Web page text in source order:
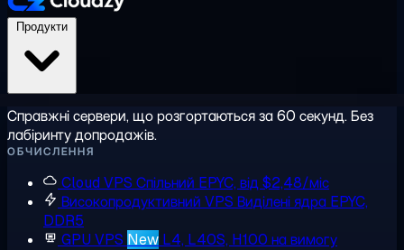
Справжні сервери, що розгортаються за 60 секунд. Без
лабіринту допродажів.
ОБЧИСЛЕННЯ
Cloud VPS Спільний EPYC, від $2,48/міс
Високопродуктивний VPS Виділені ядра EPYC,
DDR5
GPU VPS New L4, L40S, H100 на вимогу